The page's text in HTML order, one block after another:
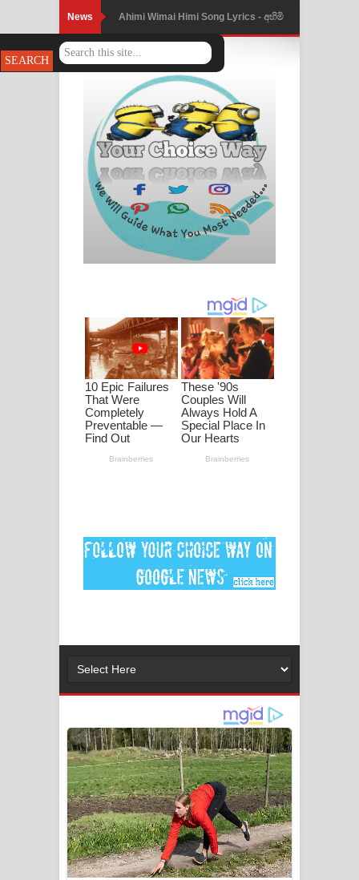
News Ahimi Wimai Himi Song Lyrics - අහිමි
විමයි හිමි ගීතයේ පද පෙළ
Mathaka Parana Song Lyrics - මතක
පාරනා ගීතයේ පද පෙළ
Nimnadhen Song Lyrics - නිම්නාදෙන්
ගීතයේ පද පෙළ
Obamai Mage Adare Song Lyrics -
ඔබමයි මගේ ආදරේ ගීතයේ පද පෙළ
ගීතයේ පද පෙළ
Ankeliya Song Lyrics - අංකෙළිය ගීතයේ
පද පෙළ
DEAR GOD Song Lyrics - ඩියර් ගෝඩ්
ගීතයේ පද පෙළ
Dai Dai Lyrics - Shakira, Burna Boy |
2026 football world cup song lyrics
Niwuna Numba Hinda Song Lyrics -
නිවුනා නුඹ හින්දා ගීතයේ පද පෙළ
Numba Dun Aadare Song Lyrics - නුඹ
දුන් ආදරේ ගීතයේ පද පෙළ